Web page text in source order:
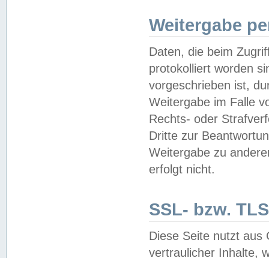
Weitergabe
Daten, die beim
protokolliert worden
vorgeschrieben ist,
Weitergabe im Falle
Rechts- oder
Dritte zur
Weitergabe zu
erfolgt nicht.
SSL- bzw.
Diese Seite nutzt aus
vertraulicher Inhalte,